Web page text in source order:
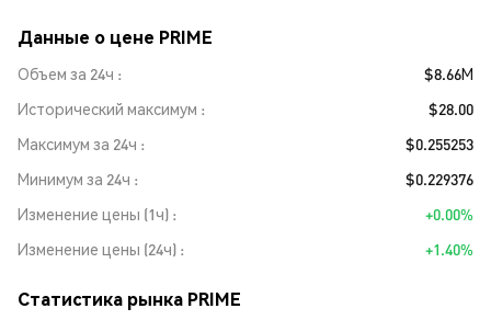
Данные о цене PRIME
Объем за 24ч
$8.66M
Исторический максимум
$28.00
Максимум за 24ч
$0.255253
Минимум за 24ч
$0.229376
Изменение цены (1ч)
+0.00%
Изменение цены (24ч)
+1.40%
Статистика рынка PRIME